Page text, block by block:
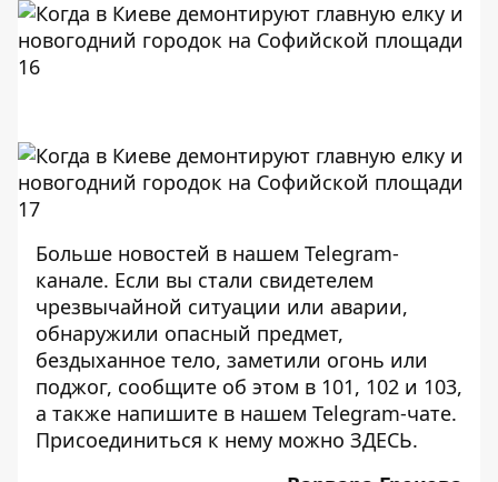
Больше новостей в нашем Telegram-
канале. Если вы стали свидетелем
чрезвычайной ситуации или аварии,
обнаружили опасный предмет,
бездыханное тело, заметили огонь или
поджог, сообщите об этом в 101, 102 и 103,
а также напишите в нашем Telegram-чате.
Присоединиться к нему можно ЗДЕСЬ.